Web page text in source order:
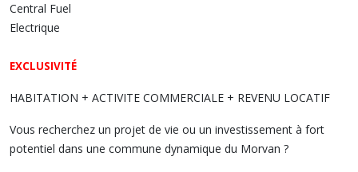
Central Fuel
Electrique
EXCLUSIVITÉ
HABITATION + ACTIVITE COMMERCIALE + REVENU LOCATIF
Vous recherchez un projet de vie ou un investissement à fort
potentiel dans une commune dynamique du Morvan ?